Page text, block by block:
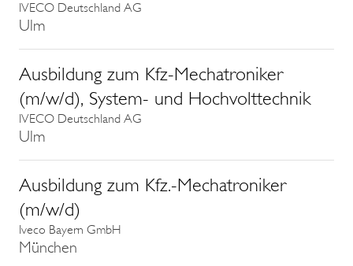
IVECO Deutschland AG
Ulm
Ausbildung zum Kfz-Mechatroniker
(m/w/d), System- und Hochvolttechnik
IVECO Deutschland AG
Ulm
Ausbildung zum Kfz.-Mechatroniker
(m/w/d)
Iveco Bayern GmbH
München